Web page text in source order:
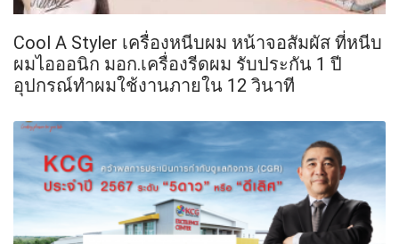
Cool A Styler เครื่องหนีบผม หน้าจอสัมผัส ที่หนีบ
ผมไอออนิก มอก.เครื่องรีดผม รับประกัน 1 ปี
อุปกรณ์ทำผมใช้งานภายใน 12 วินาที